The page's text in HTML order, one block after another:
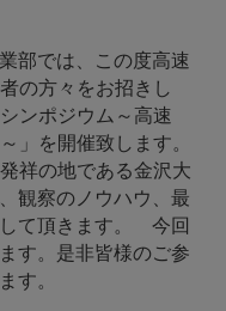
部では、この度高速
の方々をお招きし
ンポジウム～高速
」を開催致します。
祥の地である金沢大
観察のノウハウ、最
て頂きます。 今回
す。是非皆様のご参
す。